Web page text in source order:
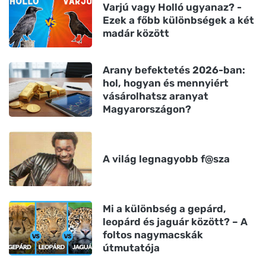
Varjú vagy Holló ugyanaz? -
Ezek a főbb különbségek a két
madár között
Arany befektetés 2026-ban:
hol, hogyan és mennyiért
vásárolhatsz aranyat
Magyarországon?
A világ legnagyobb f@sza
Mi a különbség a gepárd,
leopárd és jaguár között? – A
foltos nagymacskák
útmutatója